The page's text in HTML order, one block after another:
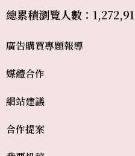
總累積瀏覽人數：
廣告購買
媒體合作
網站建議
合作提案
專題報導